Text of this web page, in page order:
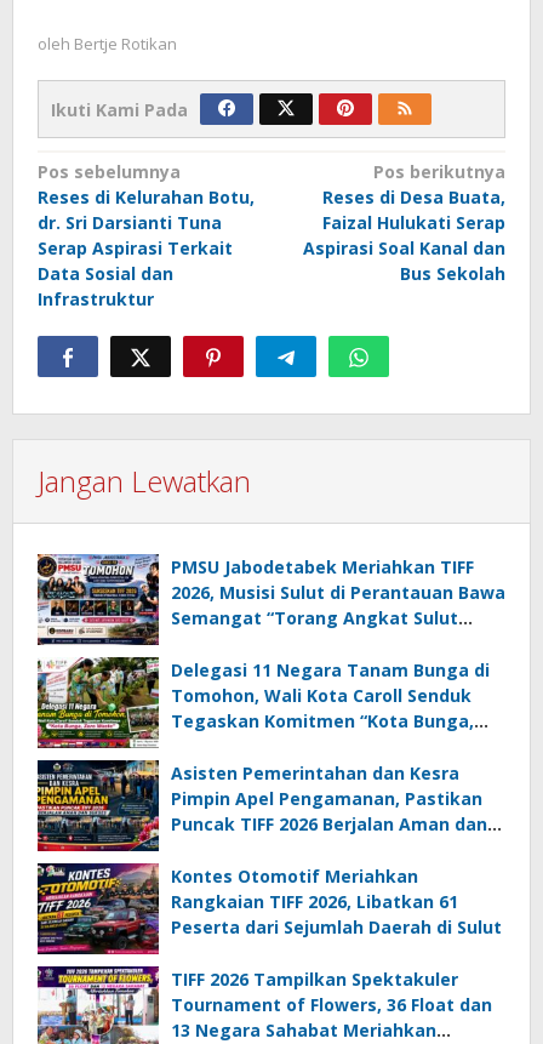
oleh Bertje Rotikan
Ikuti Kami Pada
Navigasi
pos
Pos sebelumnya
Reses di Kelurahan Botu,
dr. Sri Darsianti Tuna
Serap Aspirasi Terkait
Data Sosial dan
Infrastruktur
Pos berikutnya
Reses di Desa Buata,
Faizal Hulukati Serap
Aspirasi Soal Kanal dan
Bus Sekolah
Jangan Lewatkan
PMSU Jabodetabek Meriahkan TIFF
2026, Musisi Sulut di Perantauan Bawa
Semangat “Torang Angkat Sulut
Delegasi 11 Negara Tanam Bunga di
Tomohon, Wali Kota Caroll Senduk
Tegaskan Komitmen “Kota Bunga,
Asisten Pemerintahan dan Kesra
Pimpin Apel Pengamanan, Pastikan
Puncak TIFF 2026 Berjalan Aman dan
Kontes Otomotif Meriahkan
Rangkaian TIFF 2026, Libatkan 61
Peserta dari Sejumlah Daerah di Sulut
TIFF 2026 Tampilkan Spektakuler
Tournament of Flowers, 36 Float dan
13 Negara Sahabat Meriahkan